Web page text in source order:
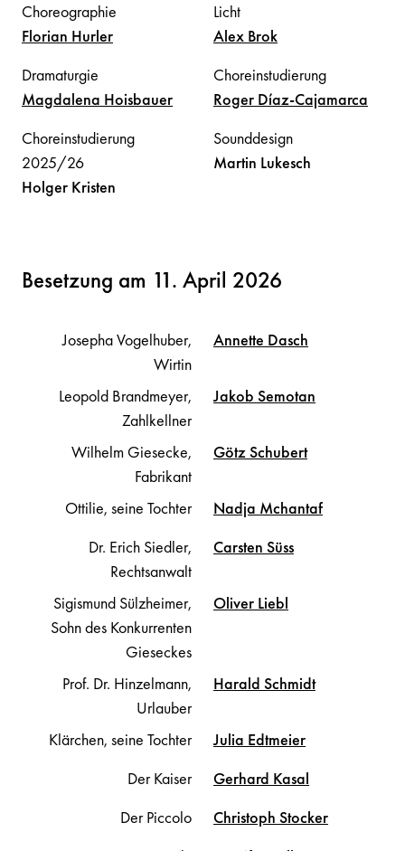
Choreographie
Florian Hurler
Licht
Alex Brok
Dramaturgie
Magdalena Hoisbauer
Choreinstudierung
Roger Díaz-Cajamarca
Choreinstudierung
2025/26
Holger Kristen
Sounddesign
Martin Lukesch
Besetzung am 11. April 2026
Josepha Vogelhuber,
Wirtin
Annette Dasch
Leopold Brandmeyer,
Zahlkellner
Jakob Semotan
Wilhelm Giesecke,
Fabrikant
GötzSchubert
Ottilie, seine Tochter Nadja Mchantaf
Dr. Erich Siedler,
Rechtsanwalt
Carsten Süss
Sigismund Sülzheimer,
Sohn des Konkurrenten
Gieseckes
Oliver Liebl
Prof. Dr. Hinzelmann,
Urlauber
Harald Schmidt
Klärchen, seine Tochter Julia Edtmeier
Der Kaiser
Gerhard Kasal
Der Piccolo
Christoph Stocker